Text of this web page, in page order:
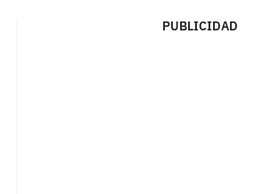
PUBLICIDAD